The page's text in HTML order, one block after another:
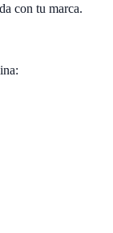
con tu marca.